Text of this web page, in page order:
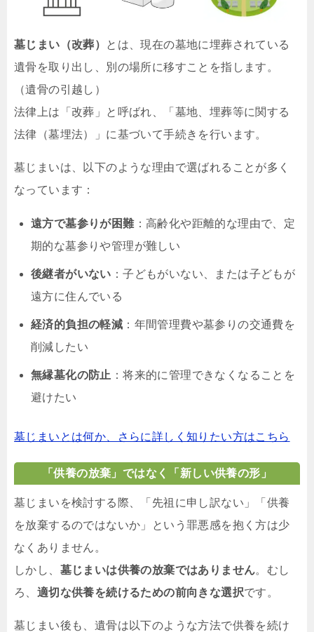
墓じまい（改葬）
とは、現在の墓地に埋葬されている
遺骨を取り出し、別の場所に移すことを指します。
（遺骨の引越し）
法律上は「改葬」と呼ばれ、「墓地、埋葬等に関する
法律（墓埋法）」に基づいて手続きを行います。
墓じまいは、以下のような理由で選ばれることが多く
なっています：
遠方で墓参りが困難：高齢化や距離的な理由で、定
期的な墓参りや管理が難しい
後継者がいない ：子どもがいない、または子どもが
遠方に住んでいる
経済的負担の軽減 ：年間管理費や墓参りの交通費を
削減したい
無縁墓化の防止 ：将来的に管理できなくなることを
避けたい
墓じまいとは何か、さらに詳しく知りたい方はこちら
「供養の放棄」ではなく「新しい供養の形」
墓じまいを検討する際、「先祖に申し訳ない」「供養
を放棄するのではないか」という罪悪感を抱く方は少
なくありません。
しかし、 墓じまいは供養の放棄ではありません。むし
ろ、 適切な供養を続けるための前向きな選択です。
墓じまい後も、遺骨は以下のような方法で供養を続け